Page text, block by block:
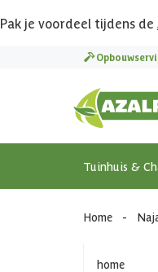
Pak je voordeel tijdens de
Tuinhuis &
Home -
home